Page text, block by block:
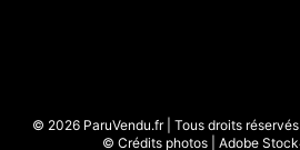
© 2026 ParuVendu.fr | Tous droits réservés
© Crédits photos | Adobe Stock